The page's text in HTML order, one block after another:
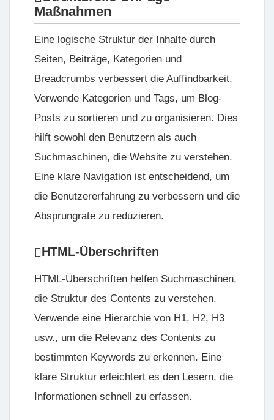
Maßnahmen
Eine logische Struktur der Inhalte durch
Seiten, Beiträge, Kategorien und
Breadcrumbs verbessert die Auffindbarkeit.
Verwende Kategorien und Tags, um Blog-
Posts zu sortieren und zu organisieren. Dies
hilft sowohl den Benutzern als auch
Suchmaschinen, die Website zu verstehen.
Eine klare Navigation ist entscheidend, um
die Benutzererfahrung zu verbessern und die
Absprungrate zu reduzieren.
HTML-Überschriften
HTML-Überschriften helfen Suchmaschinen,
die Struktur des Contents zu verstehen.
Verwende eine Hierarchie von H1, H2, H3
usw., um die Relevanz des Contents zu
bestimmten Keywords zu erkennen. Eine
klare Struktur erleichtert es den Lesern, die
Informationen schnell zu erfassen.